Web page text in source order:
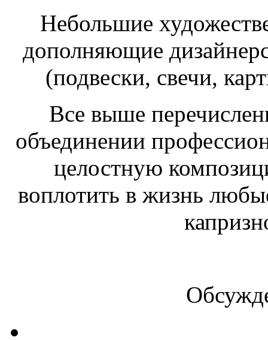
Небольшие
дополняющие
(подвески, свечи,
Все выше
объединении
целостную
воплотить в жизнь